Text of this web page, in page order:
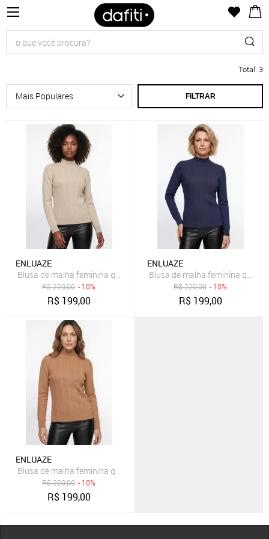
Total: 3
FILTRAR
ENLUAZE
Blusa de malha feminina gola alta trançada 61262 - Cru
R$220,00 - 10%
R$ 199,00
ENLUAZE
Blusa de malha feminina gola
R$220,00 - 10%
R$ 199,00
ENLUAZE
Blusa de malha feminina gola alta trançada 61262 - Marrom Claro
R$220,00 - 10%
R$ 199,00